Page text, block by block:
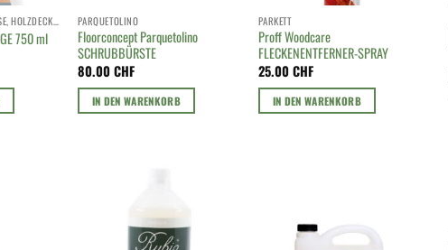
AUSSENBEREICH, TERRASSE, HOLZDECK, HOLZROST
750 ml
PARQUETOLINO
Floorconcept Parquetolino
SCHRUBBÜRSTE
80.00CHF
IN DEN WARENKORB
PARKETT
Proff Woodcare
FLECKENENTFERNER-SPRAY
25.00CHF
IN DEN WARENKORB